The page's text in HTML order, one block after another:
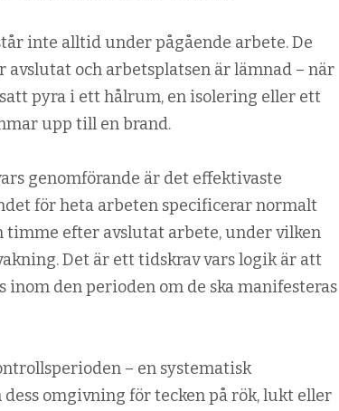
inte alltid under pågående arbete. De
och arbetsplatsen är lämnad – när
pyra i ett hålrum, en isolering eller ett
upp till en brand.
genomförande är det effektivaste
för heta arbeten specificerar normalt
efter avslutat arbete, under vilken
Det är ett tids­krav vars logik är att
den perioden om de ska manifesteras
– en systematisk
omgivning för tecken på rök, lukt eller